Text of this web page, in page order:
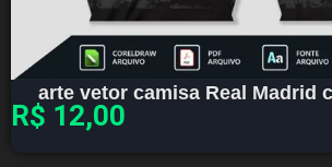
arte vetor camisa Real Madrid
R$ 12,00